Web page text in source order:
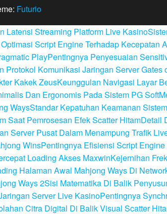
Futurio
Latensi Streaming Platform Live Kasino
Script Engine Terhadap Kecepatan
PlayPentingnya Penyesuaian
Protokol Komunikasi Jaringan Server Gates
Kakek ZeusKeunggulan Navigasi Layar
Dan Ergonomis Pada Sistem PG Soft
WaysStandar Kepatuhan Keamanan
Saat Pemrosesan Efek Scatter HitamDetail
Server Pusat Dalam Menampung Trafik
WinsPentingnya Efisiensi Script
Loading Akses MaxwinKejernihan
Halaman Awal Mahjong Ways Di
Ways 2Sisi Matematika Di Balik
Server Live KasinoPentingnya
Citra Digital Di Balik Visual Scatter